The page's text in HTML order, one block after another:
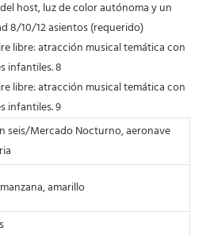
host, luz de color autónoma y un
8/10/12 asientos (requerido)
seis/Mercado Nocturno, aeronave
amarillo